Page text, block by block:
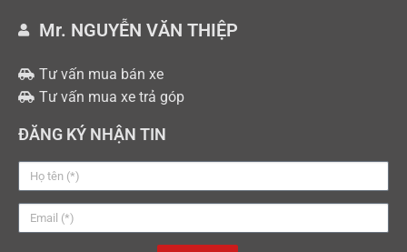
Mr. NGUYỄN VĂN THIỆP
Tư vấn mua bán xe
Tư vấn mua xe trả góp
ĐĂNG KÝ NHẬN TIN